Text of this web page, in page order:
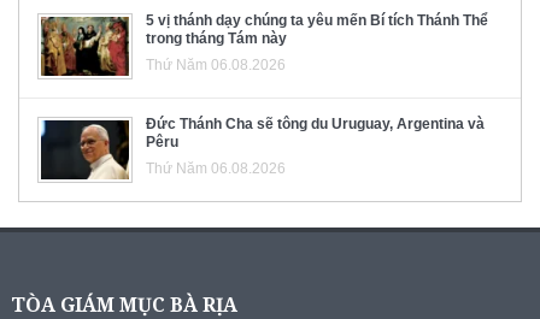
5 vị thánh dạy chúng ta yêu mến Bí tích Thánh Thể
trong tháng Tám này
Thứ Năm 06.08.2026
Đức Thánh Cha sẽ tông du Uruguay, Argentina và
Pêru
Thứ Năm 06.08.2026
TÒA GIÁM MỤC BÀ RỊA